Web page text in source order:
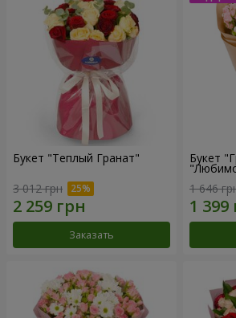
Букет "Теплый Гранат"
3 012 грн
Заказать
Букет
1 646